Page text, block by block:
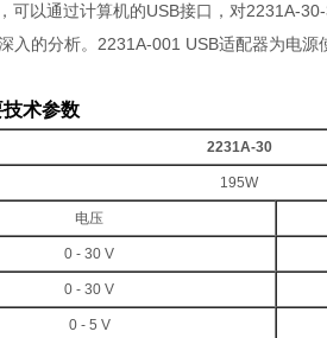
可以通过计算机的USB接口，对2231A-
入的分析。2231A-001 USB适配器为电源
技术参数
2231A-30
195W
电压
0 - 30 V
0 - 30 V
0 - 5 V